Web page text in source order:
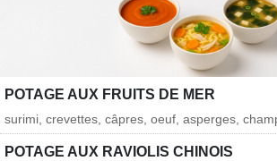
POTAGE AUX FRUITS DE MER
surimi, crevettes, câpres, oeuf, asperges,
POTAGE AUX RAVIOLIS CHINOIS